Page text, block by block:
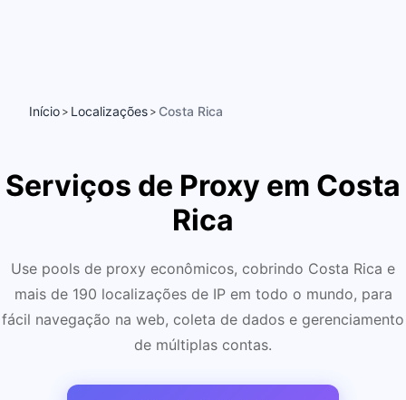
Início > Localizações > Costa Rica
Serviços de Proxy em Costa
Rica
Use pools de proxy econômicos, cobrindo Costa Rica e
mais de 190 localizações de IP em todo o mundo, para
fácil navegação na web, coleta de dados e gerenciamento
de múltiplas contas.